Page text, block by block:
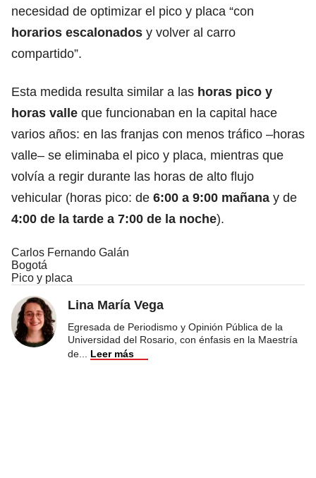
necesidad de optimizar el pico y placa “con
horarios escalonados y volver al carro
compartido”.
Esta medida resulta similar a las horas pico y
horas valle que funcionaban en la capital hace
varios años: en las franjas con menos tráfico –horas
valle– se eliminaba el pico y placa, mientras que
volvía a regir durante las horas de alto flujo
vehicular (horas pico: de 6:00 a 9:00 mañana y de
4:00 de la tarde a 7:00 de la noche).
Carlos Fernando Galán
Bogotá
Pico y placa
Lina María Vega
Egresada de Periodismo y Opinión Pública de la
Universidad del Rosario, con énfasis en la Maestría
de
Leer más